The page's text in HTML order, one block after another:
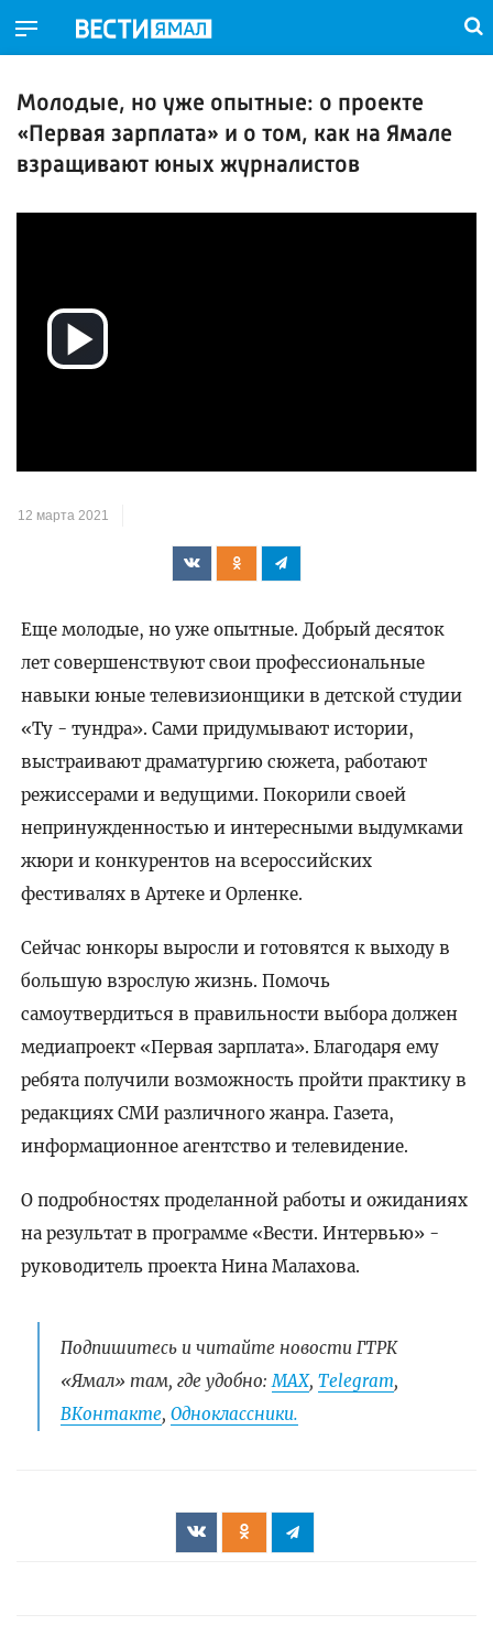
Молодые, но уже опытные: о проекте
«Первая зарплата» и о том, как на Ямале
взращивают юных журналистов
Воспроизвести
видео
12 марта 2021
Еще молодые, но уже опытные. Добрый десяток
лет совершенствуют свои профессиональные
навыки юные телевизионщики в детской студии
«Ту - тундра». Сами придумывают истории,
выстраивают драматургию сюжета, работают
режиссерами и ведущими. Покорили своей
непринужденностью и интересными выдумками
жюри и конкурентов на всероссийских
фестивалях в Артеке и Орленке.
Сейчас юнкоры выросли и готовятся к выходу в
большую взрослую жизнь. Помочь
самоутвердиться в правильности выбора должен
медиапроект «Первая зарплата». Благодаря ему
ребята получили возможность пройти практику в
редакциях СМИ различного жанра. Газета,
информационное агентство и телевидение.
О подробностях проделанной работы и ожиданиях
на результат в программе «Вести. Интервью» -
руководитель проекта Нина Малахова.
Подпишитесь и читайте новости ГТРК
«Ямал» там, где удобно:МАХ, Telegram,
ВКонтакте, Одноклассники.